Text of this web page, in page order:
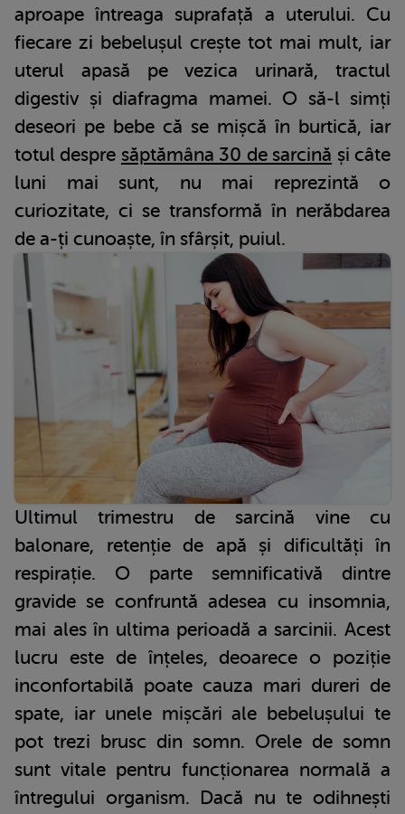
aproape întreaga suprafață a uterului. Cu
fiecare zi bebelușul crește tot mai mult, iar
uterul apasă pe vezica urinară, tractul
digestiv și diafragma mamei. O să-l simți
deseori pe bebe că se mișcă în burtică, iar
totul despre săptămâna 30 de sarcină și câte
luni mai sunt, nu mai reprezintă o
curiozitate, ci se transformă în nerăbdarea
de a-ți cunoaște, în sfârșit, puiul.
Ultimul trimestru de sarcină vine cu
balonare, retenție de apă și dificultăți în
respirație. O parte semnificativă dintre
gravide se confruntă adesea cu insomnia,
mai ales în ultima perioadă a sarcinii. Acest
lucru este de înțeles, deoarece o poziție
inconfortabilă poate cauza mari dureri de
spate, iar unele mișcări ale bebelușului te
pot trezi brusc din somn. Orele de somn
sunt vitale pentru funcționarea normală a
întregului organism. Dacă nu te odihnești